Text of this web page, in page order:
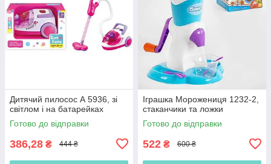
Дитячий пилосос А 5936, зі
світлом і на батарейках
Готово до відправки
386,28 ₴ 444 ₴
Іграшка Морожениця 1232-2,
стаканчики та ложки
Готово до відправки
522 ₴ 600 ₴